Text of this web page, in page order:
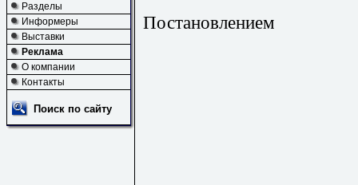
Разделы
Информеры
Выставки
Реклама
О компании
Контакты
Поиск по сайту
Постановлением